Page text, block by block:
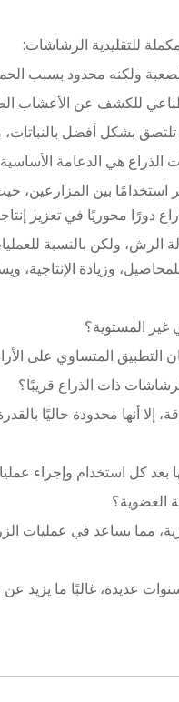
للتقليدية الرشاشات:
ولكنه محدود بسبب
للكشف عن الأعشاب
بشكل أفضل بالنباتات،
هي الدعامة الأساسية
بين المزارعين،
دورًا محوريًا في تعزيز
ولكن بالنسبة
وزيادة الإنتاجية،
المتساوي على
أنها محدودة حاليًا
بعد كل استخدام وإجراء
مما يساعد في عمليات
عديدة، غالبًا ما يزيد